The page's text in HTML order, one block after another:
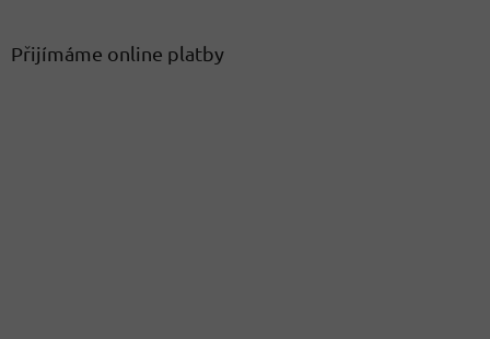
Přijímáme online platby